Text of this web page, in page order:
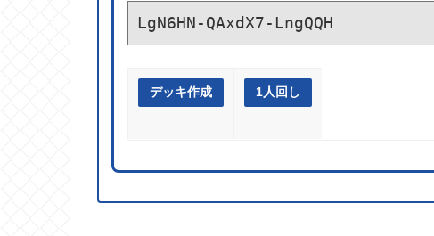
LgN6HN-QAxdX7-LngQQH
デッキ作成 1人回し